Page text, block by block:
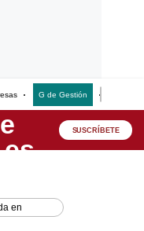
G de Gestión
SUSCRÍBETE
en